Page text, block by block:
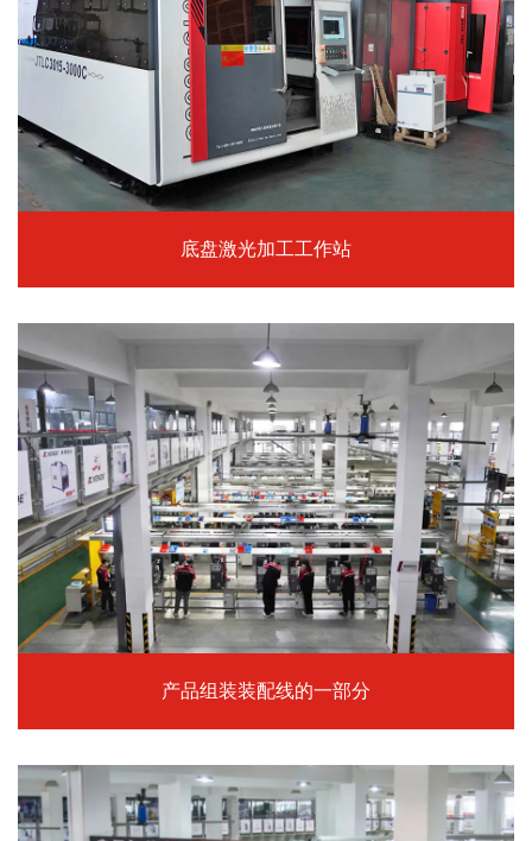
底盘激光加工工作站
产品组装装配线的一部分